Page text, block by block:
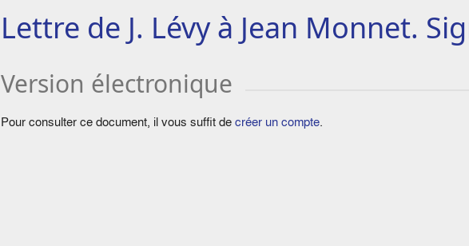
Lettre de J. Lévy à Jean Monnet.
Version électronique
Pour consulter ce document, il vous suffit decréer un compte.